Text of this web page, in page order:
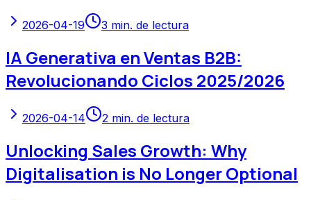
2026-04-19 3 min. de lectura
IA Generativa en Ventas B2B:
Revolucionando Ciclos 2025/2026
2026-04-14 2 min. de lectura
Unlocking Sales Growth: Why
Digitalisation is No Longer Optional